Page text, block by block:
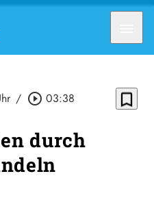
/ play_circle_outline 03:38 bookmark_border
durch